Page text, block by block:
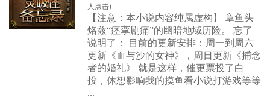
人点击)
【注意：本小说内容纯属虚构】 章鱼头
烙兹“痉挛剧痛”的幽暗地域历险。 忘了
说明了： 目前的更新安排：周一到周六
更新《血与沙的女神》，周日更新《捕念
者的婚礼》 就是这样，催更票投了白
投，休想影响我的摸鱼看小说打游戏等等
...